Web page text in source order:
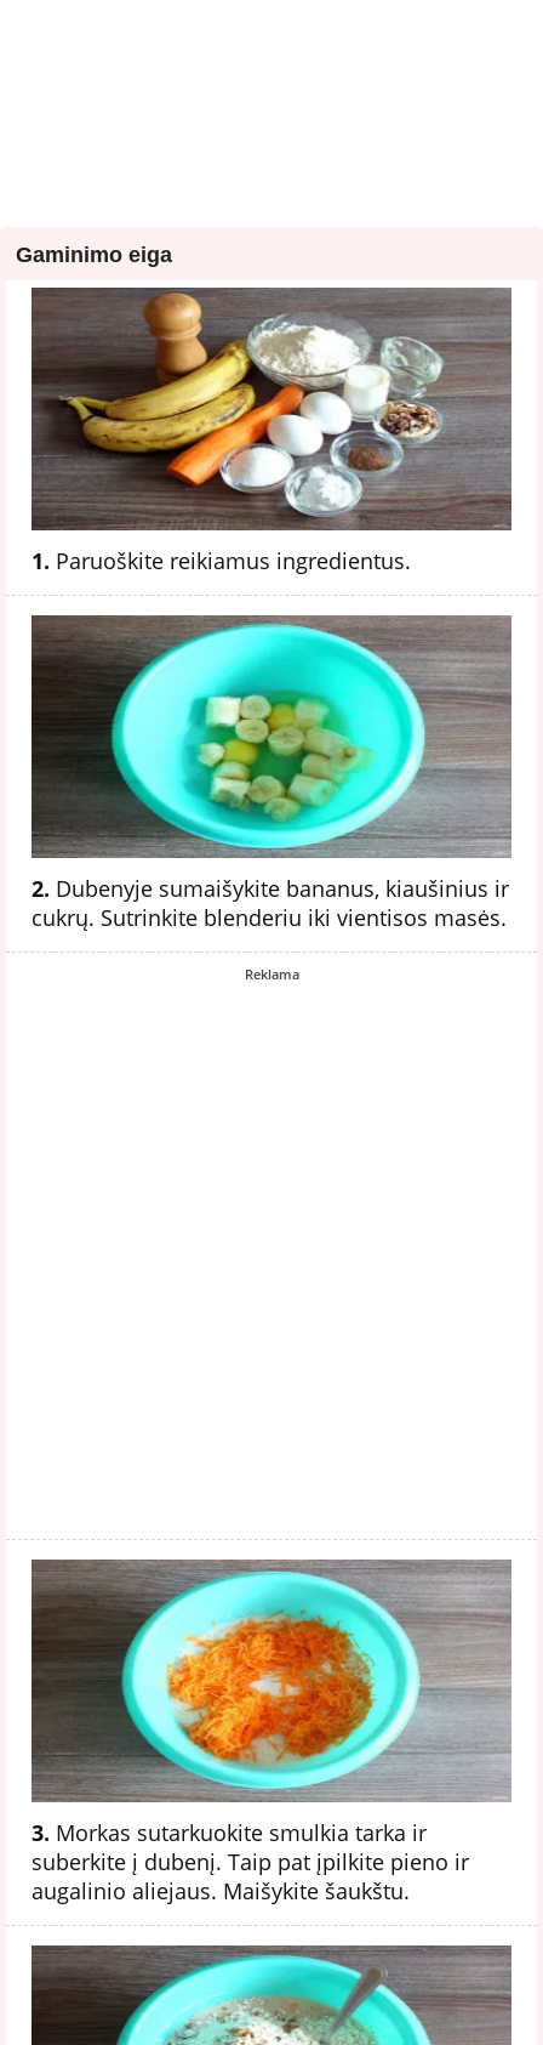
Gaminimo eiga
1. Paruoškite reikiamus ingredientus.
2. Dubenyje sumaišykite bananus, kiaušinius ir
cukrų. Sutrinkite blenderiu iki vientisos masės.
Reklama
3. Morkas sutarkuokite smulkia tarka ir
suberkite į dubenį. Taip pat įpilkite pieno ir
augalinio aliejaus. Maišykite šaukštu.